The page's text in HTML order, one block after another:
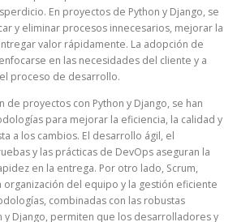
En proyectos de Python y Django, se
y eliminar procesos innecesarios, mejorar la
valor rápidamente. La adopción de
en las necesidades del cliente y a
proceso de desarrollo.
de proyectos con Python y Django, se han
para mejorar la eficiencia, la calidad y
a los cambios. El desarrollo ágil, el
y las prácticas de DevOps aseguran la
en la entrega. Por otro lado, Scrum,
organización del equipo y la gestión eficiente
combinadas con las robustas
y Django, permiten que los desarrolladores y